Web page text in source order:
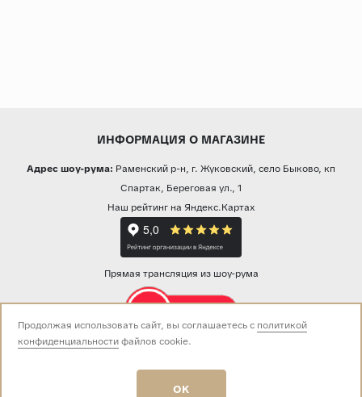
ИНФОРМАЦИЯ О МАГАЗИНЕ
Адрес шоу-рума: Раменский р-н, г. Жуковский, село Быково, кп
Спартак, Береговая ул., 1
Наш рейтинг на Яндекс.Картах
Прямая трансляция из шоу-рума
Звоните нам:
пн-вс 10:00 - 19:00
Продолжая использовать сайт, вы соглашаетесь с политикой
конфиденциальностифайлов cookie.
OK